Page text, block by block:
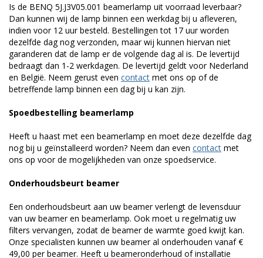
Is de BENQ 5J.J3V05.001 beamerlamp uit voorraad leverbaar?
Dan kunnen wij de lamp binnen een werkdag bij u afleveren,
indien voor 12 uur besteld. Bestellingen tot 17 uur worden
dezelfde dag nog verzonden, maar wij kunnen hiervan niet
garanderen dat de lamp er de volgende dag al is. De levertijd
bedraagt dan 1-2 werkdagen. De levertijd geldt voor Nederland
en België. Neem gerust even contact met ons op of de
betreffende lamp binnen een dag bij u kan zijn.
Spoedbestelling beamerlamp
Heeft u haast met een beamerlamp en moet deze dezelfde dag
nog bij u geïnstalleerd worden? Neem dan even contact met
ons op voor de mogelijkheden van onze spoedservice.
Onderhoudsbeurt beamer
Een onderhoudsbeurt aan uw beamer verlengt de levensduur
van uw beamer en beamerlamp. Ook moet u regelmatig uw
filters vervangen, zodat de beamer de warmte goed kwijt kan.
Onze specialisten kunnen uw beamer al onderhouden vanaf €
49,00 per beamer. Heeft u beameronderhoud of installatie